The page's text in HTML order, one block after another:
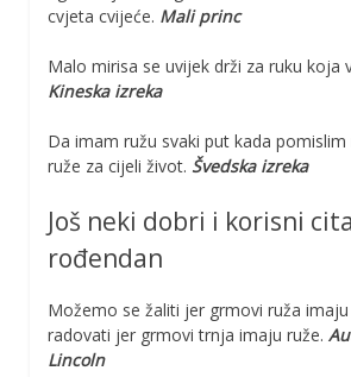
cvjeta cvijeće. Mali princ
Malo mirisa se uvijek drži za ruku koja
Kineska izreka
Da imam ružu svaki put kada
ruže za cijeli život. Švedska izreka
Još neki dobri i korisni
rođendan
Možemo se žaliti jer grmovi ruža
radovati jer grmovi trnja imaju ruže.
Lincoln